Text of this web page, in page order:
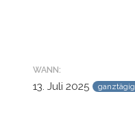
WANN:
13. Juli 2025 ganztägig